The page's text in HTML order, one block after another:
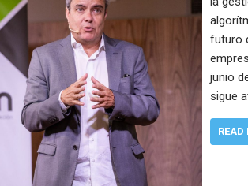
futuro
junio
sigue
READ